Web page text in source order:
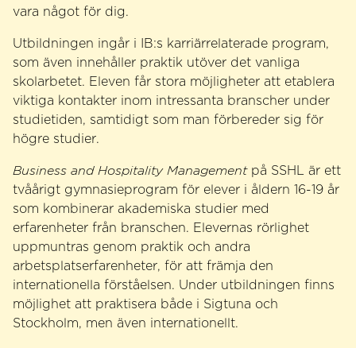
vara något för dig.
Utbildningen ingår i IB:s karriärrelaterade program,
som även innehåller praktik utöver det vanliga
skolarbetet. Eleven får stora möjligheter att etablera
viktiga kontakter inom intressanta branscher under
studietiden, samtidigt som man förbereder sig för
högre studier.
Business and Hospitality Managementpå SSHL är ett
tvåårigt gymnasieprogram för elever i åldern 16-19 år
som kombinerar akademiska studier med
erfarenheter från branschen. Elevernas rörlighet
uppmuntras genom praktik och andra
arbetsplatserfarenheter, för att främja den
internationella förståelsen. Under utbildningen finns
möjlighet att praktisera både i Sigtuna och
Stockholm, men även internationellt.